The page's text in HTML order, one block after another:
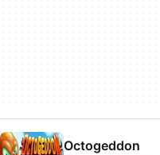
Octogeddon